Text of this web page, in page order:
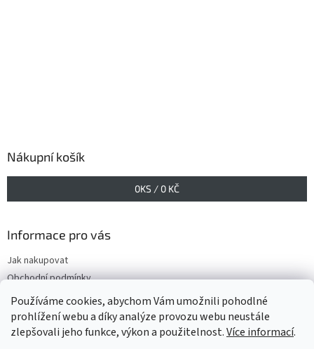
Používáme cookies, abychom Vám umožnili pohodlné
prohlížení webu a díky analýze provozu webu neustále
zlepšovali jeho funkce, výkon a použitelnost.Více informací.
Nákupní košík
0KS / 0 KČ
Informace pro vás
Jak nakupovat
Obchodní podmínky
Podmínky ochrany osobních údajů